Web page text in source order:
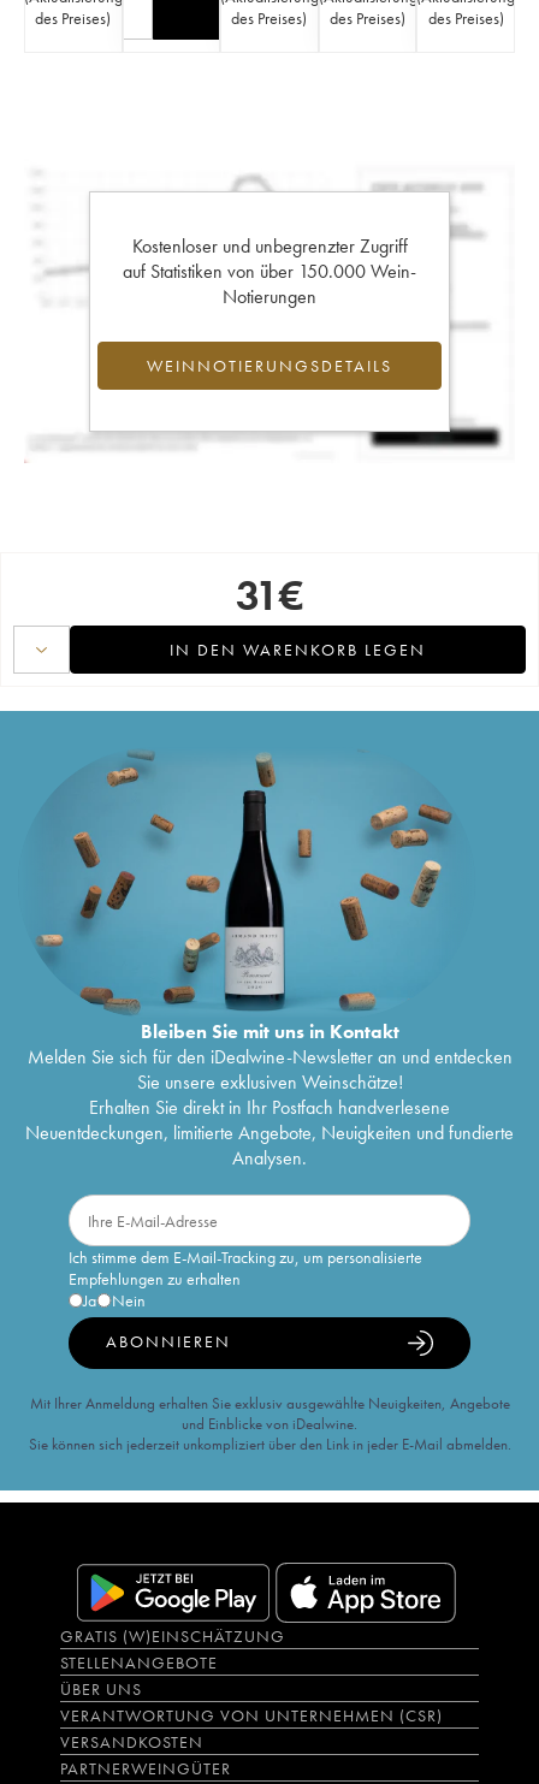
des Preises)
des Preises)
des Preises)
des Preises)
Kostenloser und unbegrenzter Zugriff
auf Statistiken von über 150.000 Wein-
Notierungen
WEINNOTIERUNGSDETAILS
31€
IN DEN WARENKORB LEGEN
Bleiben Sie mit uns in Kontakt
Melden Sie sich für den iDealwine-Newsletter an und entdecken
Sie unsere exklusiven Weinschätze!
Erhalten Sie direkt in Ihr Postfach handverlesene
Neuentdeckungen, limitierte Angebote, Neuigkeiten und fundierte
Analysen.
Ich stimme dem E-Mail-Tracking zu, um personalisierte
Empfehlungen zu erhalten
Ja
Nein
ABONNIEREN
Mit Ihrer Anmeldung erhalten Sie exklusiv ausgewählte Neuigkeiten, Angebote
und Einblicke von iDealwine.
Sie können sich jederzeit unkompliziert über den Link in jeder E-Mail abmelden.
GRATIS (W)EINSCHÄTZUNG
STELLENANGEBOTE
ÜBER UNS
VERANTWORTUNG VON UNTERNEHMEN (CSR)
VERSANDKOSTEN
PARTNERWEINGÜTER